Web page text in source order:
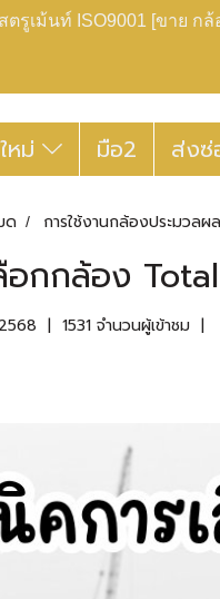
รูเม้นท์ ISO9001 [ขาย ก
หม่ มือ2 ส่งซ่
ด การใช้งานกล้องประมวลผ
อกกล้อง
| 1531 จำนวนผู้เข้าชม |